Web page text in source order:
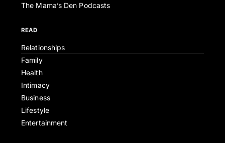
The Mama’s Den Podcasts
READ
Relationships
Family
Health
Intimacy
Business
Lifestyle
Entertainment